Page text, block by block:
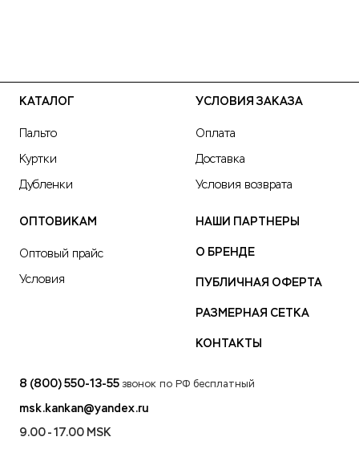
КАТАЛОГ
Пальто
Куртки
Дубленки
УСЛОВИЯ ЗАКАЗА
Оплата
Доставка
Условия возврата
ОПТОВИКАМ
Оптовый прайс
Условия
НАШИ ПАРТНЕРЫ
О БРЕНДЕ
ПУБЛИЧНАЯ ОФЕРТА
РАЗМЕРНАЯ СЕТКА
КОНТАКТЫ
8 (800) 550-13-55 звонок по РФ бесплатный
msk.kankan@yandex.ru
9.00 - 17.00 MSK